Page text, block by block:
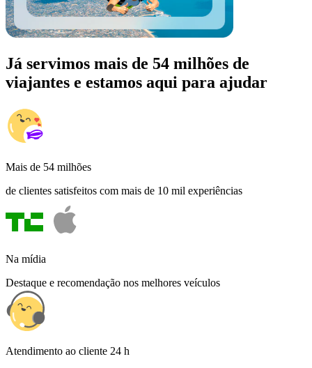
Já servimos mais de 54 milhões de
viajantes e estamos aqui para ajudar
Mais de 54 milhões
de clientes satisfeitos com mais de 10 mil experiências
Na mídia
Destaque e recomendação nos melhores veículos
Atendimento ao cliente 24 h